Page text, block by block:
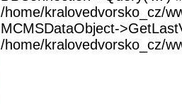
/home/kralovedvorsko_cz/
MCMSDataObject-
/home/kralovedvorsko_cz/